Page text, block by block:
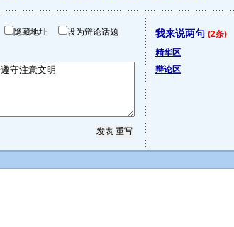
隐藏地址 设为辩论话题 我来说两句 (2条)
精华区
辩论区